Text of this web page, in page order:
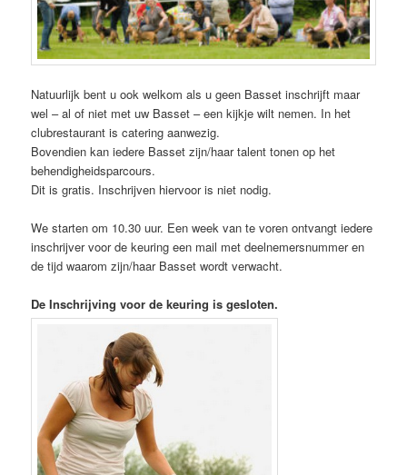
Natuurlijk bent u ook welkom als u geen Basset inschrijft maar
wel – al of niet met uw Basset – een kijkje wilt nemen. In het
clubrestaurant is catering aanwezig.
Bovendien kan iedere Basset zijn/haar talent tonen op het
behendigheidsparcours.
Dit is gratis. Inschrijven hiervoor is niet nodig.
We starten om 10.30 uur. Een week van te voren ontvangt iedere
inschrijver voor de keuring een mail met deelnemersnummer en
de tijd waarom zijn/haar Basset wordt verwacht.
De Inschrijving voor de keuring is gesloten.